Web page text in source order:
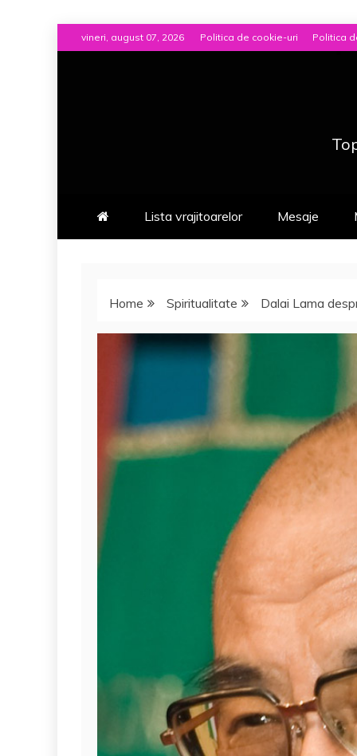
to
vineri, august 07, 2026 Politica de cookie-uri Politica
Lista vrajitoarelor Mesaje
Home Spiritualitate Dalai Lama